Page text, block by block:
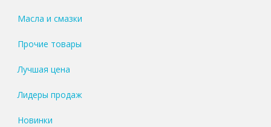
Масла и смазки
Прочие товары
Лучшая цена
Лидеры продаж
Новинки